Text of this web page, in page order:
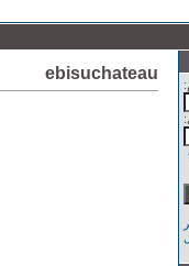
ebisuchateau